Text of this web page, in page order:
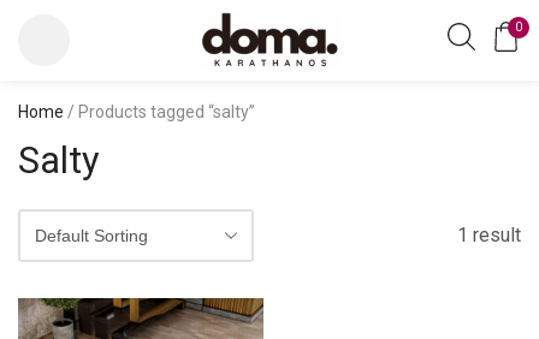
0
Home / Products tagged “salty”
Salty
1 result